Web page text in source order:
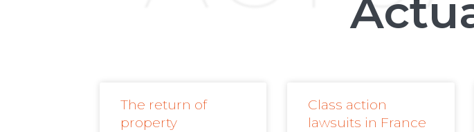
The return of
property
Class action
lawsuits in France